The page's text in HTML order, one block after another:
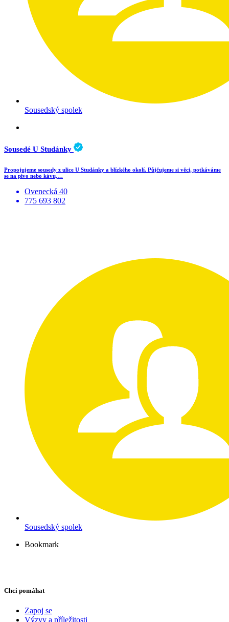
Sousedský spolek
Sousedé U Studánky
Propojujeme sousedy z ulice U Studánky a blízkého okolí. Půjčujeme si věci, potkáváme
se na pivo nebo kávu,…
Ovenecká 40
775 693 802
Sousedský spolek
Bookmark
Chci pomáhat
Zapoj se
Výzvy a příležitosti